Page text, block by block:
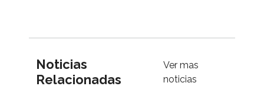
Noticias
Relacionadas
Ver mas
noticias